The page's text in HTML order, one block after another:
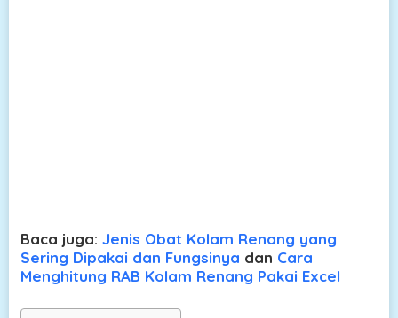
Baca juga: Jenis Obat Kolam Renang yang
Sering Dipakai dan Fungsinya dan Cara
Menghitung RAB Kolam Renang Pakai Excel